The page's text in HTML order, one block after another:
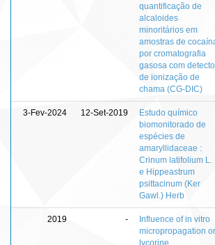
quantificação de
alcaloides
minoritários em
amostras de
por cromatografia
gasosa com
de ionização de
chama (CG-DIC)
3-Fev-2024 12-Set-2019
Estudo químico
biomonitorado de
espécies de
amaryllidaceae :
Crinum latifolium L.
e Hippeastrum
psittacinum (Ker
Gawl.) Herb
2019 -
Influence of in vitro
micropropagation
lycorine